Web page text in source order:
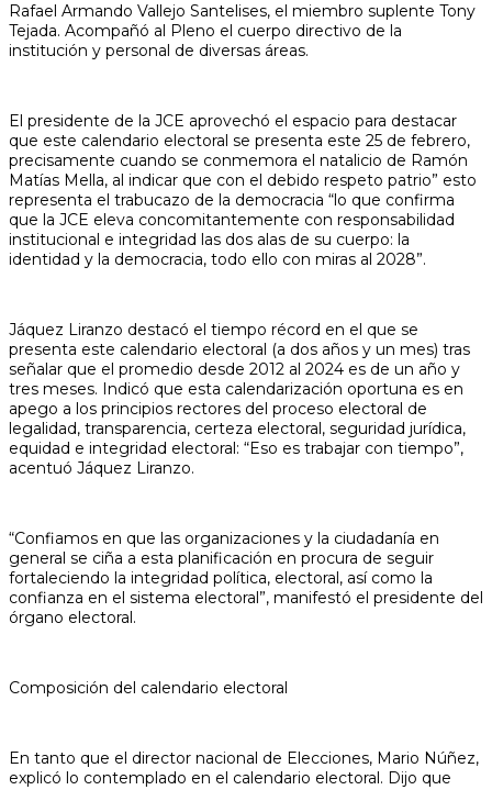
Rafael Armando Vallejo Santelises, el miembro suplente Tony
Tejada. Acompañó al Pleno el cuerpo directivo de la
institución y personal de diversas áreas.
El presidente de la JCE aprovechó el espacio para destacar
que este calendario electoral se presenta este 25 de febrero,
precisamente cuando se conmemora el natalicio de Ramón
Matías Mella, al indicar que con el debido respeto patrio” esto
representa el trabucazo de la democracia “lo que confirma
que la JCE eleva concomitantemente con responsabilidad
institucional e integridad las dos alas de su cuerpo: la
identidad y la democracia, todo ello con miras al 2028”.
Jáquez Liranzo destacó el tiempo récord en el que se
presenta este calendario electoral (a dos años y un mes) tras
señalar que el promedio desde 2012 al 2024 es de un año y
tres meses. Indicó que esta calendarización oportuna es en
apego a los principios rectores del proceso electoral de
legalidad, transparencia, certeza electoral, seguridad jurídica,
equidad e integridad electoral: “Eso es trabajar con tiempo”,
acentuó Jáquez Liranzo.
“Confiamos en que las organizaciones y la ciudadanía en
general se ciña a esta planificación en procura de seguir
fortaleciendo la integridad política, electoral, así como la
confianza en el sistema electoral”, manifestó el presidente del
órgano electoral.
Composición del calendario electoral
En tanto que el director nacional de Elecciones, Mario Núñez,
explicó lo contemplado en el calendario electoral. Dijo que